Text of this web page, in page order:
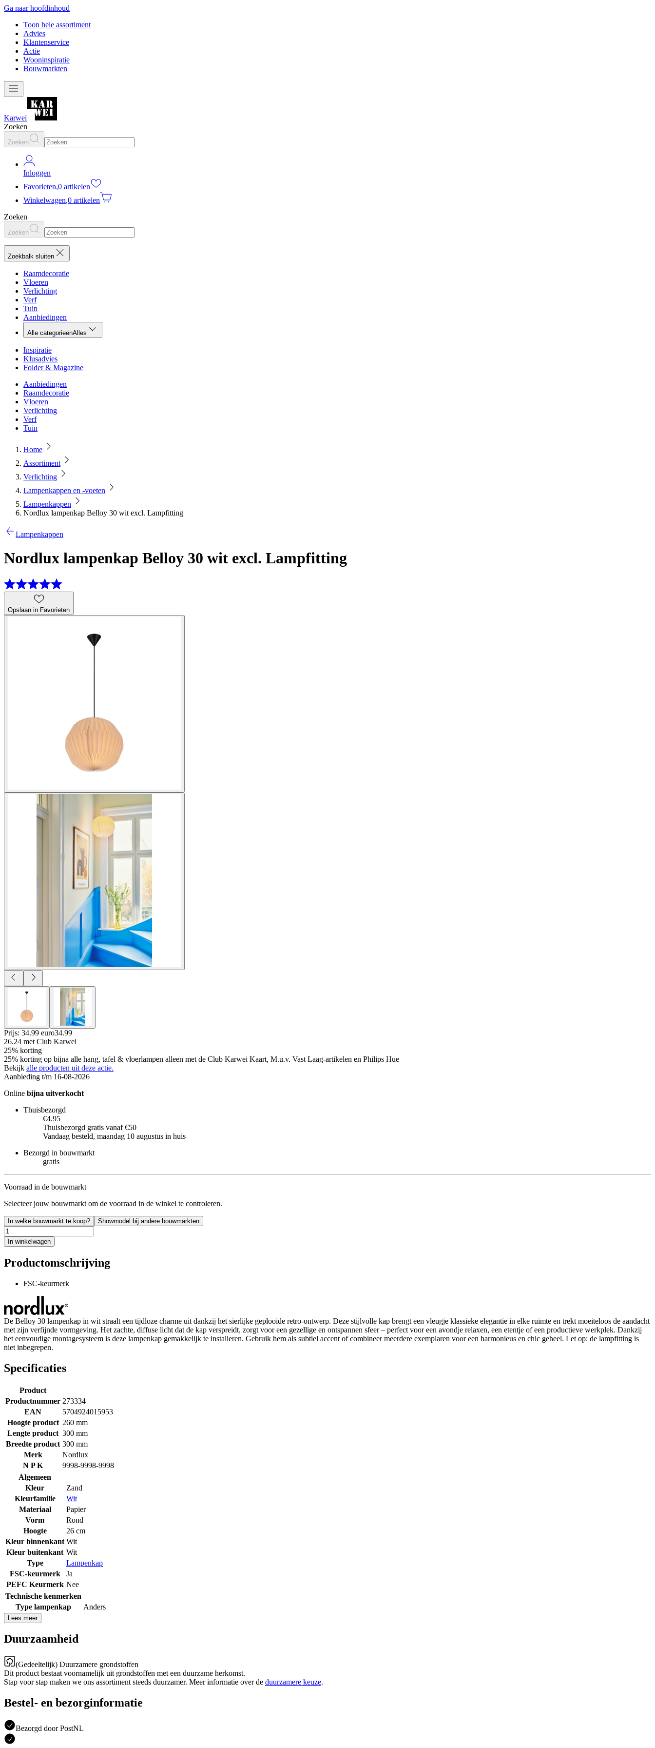
Ga naar hoofdinhoud
Toon hele assortiment
Advies
Klantenservice
Actie
Wooninspiratie
Bouwmarkten
Karwei
Zoeken
Zoeken
Inloggen
Favorieten,0 artikelen
Winkelwagen,0 artikelen
Zoeken
Zoeken
Zoekbalk sluiten
Raamdecoratie
Vloeren
Verlichting
Verf
Tuin
Aanbiedingen
Alle categorieënAlles
Inspiratie
Klusadvies
Folder & Magazine
Aanbiedingen
Raamdecoratie
Vloeren
Verlichting
Verf
Tuin
Home
Assortiment
Verlichting
Lampenkappen en -voeten
Lampenkappen
Nordlux lampenkap Belloy 30 wit excl. Lampfitting
Lampenkappen
Nordlux lampenkap Belloy 30 wit excl. Lampfitting
Opslaan in Favorieten
Prijs: 34.99 euro34.99
26.24 met Club Karwei
25% korting
25% korting op bijna alle hang, tafel & vloerlampen alleen met de Club Karwei Kaart, M.u.v. Vast Laag-artikelen en Philips Hue
Bekijk alle producten uit deze actie.
Aanbieding t/m 16-08-2026
Online bijna uitverkocht
Thuisbezorgd
€4.95
Thuisbezorgd gratis vanaf €50
Vandaag besteld, maandag 10 augustus in huis
Bezorgd in bouwmarkt
gratis
Voorraad in de bouwmarkt
Selecteer jouw bouwmarkt om de voorraad in de winkel te controleren.
In welke bouwmarkt te koop? Showmodel bij andere bouwmarkten
In winkelwagen
Productomschrijving
FSC-keurmerk
De Belloy 30 lampenkap in wit straalt een tijdloze charme uit dankzij het sierlijke geplooide retro-ontwerp. Deze stijlvolle kap brengt een vleugje klassieke elegantie in elke ruimte en trekt moeiteloos de aandacht
met zijn verfijnde vormgeving. Het zachte, diffuse licht dat de kap verspreidt, zorgt voor een gezellige en ontspannen sfeer – perfect voor een avondje relaxen, een etentje of een productieve werkplek. Dankzij
het eenvoudige montagesysteem is deze lampenkap gemakkelijk te installeren. Gebruik hem als subtiel accent of combineer meerdere exemplaren voor een harmonieus en chic geheel. Let op: de lampfitting is
niet inbegrepen.
Specificaties
Product
Productnummer 273334
EAN
5704924015953
Hoogte product 260 mm
Lengte product 300 mm
Breedte product 300 mm
Merk
Nordlux
N P K
9998-9998-9998
Algemeen
Kleur
Zand
Kleurfamilie
Wit
Materiaal
Papier
Vorm
Rond
Hoogte
26 cm
Kleur binnenkant Wit
Kleur buitenkant Wit
Type
Lampenkap
FSC-keurmerk
Ja
PEFC Keurmerk Nee
Technische kenmerken
Type lampenkap
Anders
Lees meer
Duurzaamheid
(Gedeeltelijk) Duurzamere grondstoffen
Dit product bestaat voornamelijk uit grondstoffen met een duurzame herkomst.
Stap voor stap maken we ons assortiment steeds duurzamer. Meer informatie over de duurzamere keuze.
Bestel- en bezorginformatie
Bezorgd door PostNL